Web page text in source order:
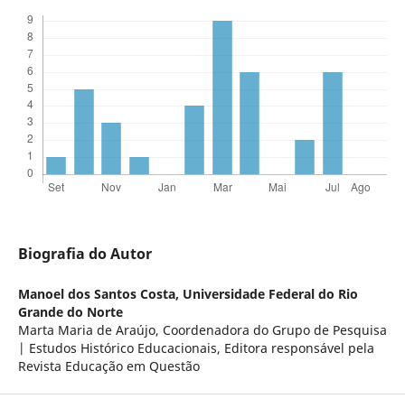
Biografia do Autor
Manoel dos Santos Costa, Universidade Federal do Rio
Grande do Norte
Marta Maria de Araújo, Coordenadora do Grupo de Pesquisa
| Estudos Histórico Educacionais, Editora responsável pela
Revista Educação em Questão